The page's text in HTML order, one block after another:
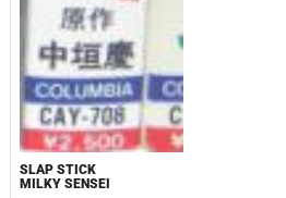
SLAP STICK
MILKY SENSEI